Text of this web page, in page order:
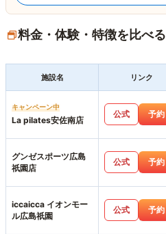
料金・体験・特徴を比べる
施設名 リンク
キャンペーン中
La pilates安佐南店
公式 予約
グンゼスポーツ広島
祇園店
公式 予約
iccaicca イオンモー
ル広島祇園
公式 予約